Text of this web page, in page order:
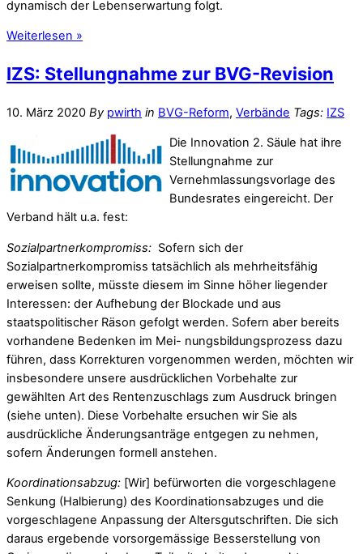
dynamisch der Lebenserwartung folgt.
Weiterlesen »
IZS: Stellungnahme zur BVG-Revision
10. März 2020 By pwirth in BVG-Reform, Verbände Tags: IZS
Die Innovation 2. Säule hat ihre
Stellungnahme zur
Vernehmlassungsvorlage des
Bundesrates eingereicht. Der
Verband hält u.a. fest:
Sozialpartnerkompromiss: Sofern sich der
Sozialpartnerkompromiss tatsächlich als mehrheitsfähig
erweisen sollte, müsste diesem im Sinne höher liegender
Interessen: der Aufhebung der Blockade und aus
staatspolitischer Räson gefolgt werden. Sofern aber bereits
vorhandene Bedenken im Mei- nungsbildungsprozess dazu
führen, dass Korrekturen vorgenommen werden, möchten wir
insbesondere unsere ausdrücklichen Vorbehalte zur
gewählten Art des Rentenzuschlags zum Ausdruck bringen
(siehe unten). Diese Vorbehalte ersuchen wir Sie als
ausdrückliche Änderungsanträge entgegen zu nehmen,
sofern Änderungen formell anstehen.
Koordinationsabzug: [Wir] befürworten die vorgeschlagene
Senkung (Halbierung) des Koordinationsabzuges und die
vorgeschlagene Anpassung der Altersgutschriften. Die sich
daraus ergebende vorsorgemässige Besserstellung von